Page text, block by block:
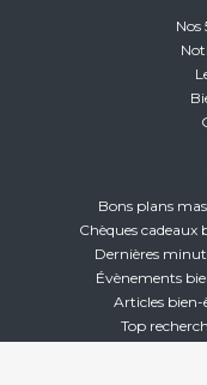
Nos
Bons plans
Chèques cadeaux
Dernières
Évènements
Articles bien-
Top